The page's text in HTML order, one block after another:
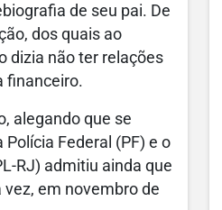
de seu pai. De
dos quais ao
dizia não ter relações
financeiro.
alegando que se
Federal (PF) e o
RJ) admitiu ainda que
em novembro de